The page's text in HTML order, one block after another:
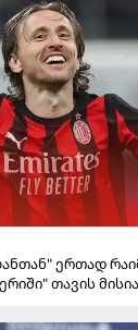
ერთად
თავის